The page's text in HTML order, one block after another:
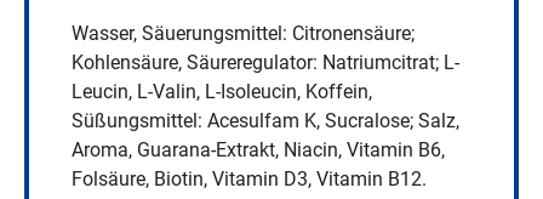
Wasser, Säuerungsmittel: Citronensäure;
Kohlensäure, Säureregulator: Natriumcitrat; L-
Leucin, L-Valin, L-Isoleucin, Koffein,
Süßungsmittel: Acesulfam K, Sucralose; Salz,
Aroma, Guarana-Extrakt, Niacin, Vitamin B6,
Folsäure, Biotin, Vitamin D3, Vitamin B12.